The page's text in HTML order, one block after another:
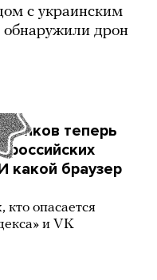
с украинским
дрон
теперь
какой браузер
кто опасается
и VK